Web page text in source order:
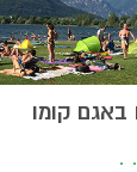
באגם קומו